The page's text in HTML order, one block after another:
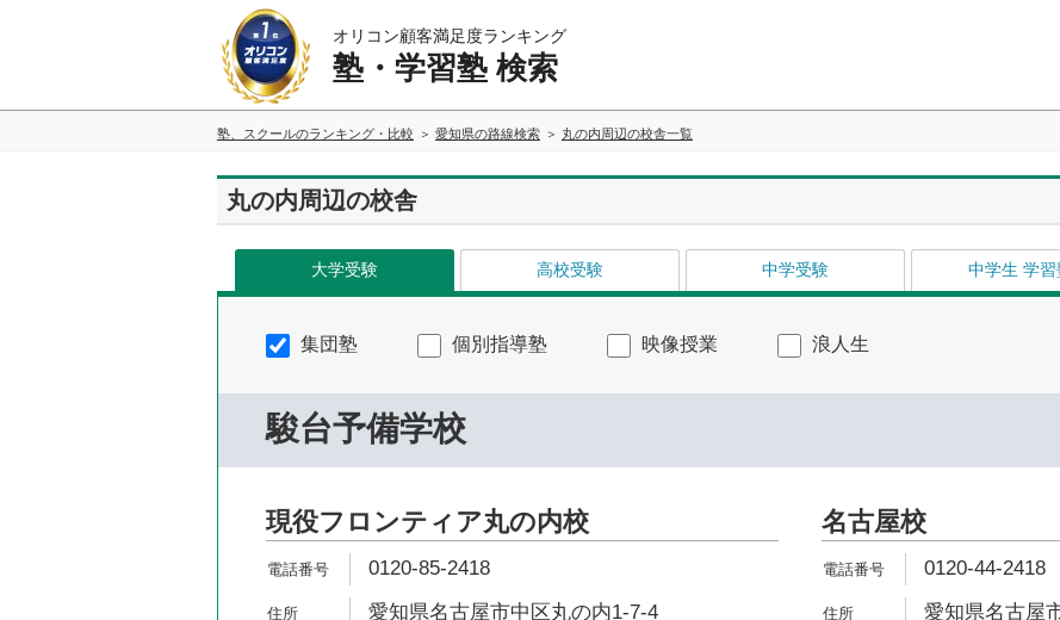
オリコン顧客満足度ランキング
塾・学習塾 検索
塾、スクールのランキング・比較 愛知県の路線検索 丸の内周辺の校舎一覧
丸の内周辺の校舎
大学受験 高校受験 中学受験 中学生 学習
集団塾 個別指導塾 映像授業 浪人生
駿台予備学校
現役フロンティア丸の内校
0120-85-2418
愛知県名古屋市中区丸の内1-7-4
名古屋校
0120-44-2418
愛知県名古屋